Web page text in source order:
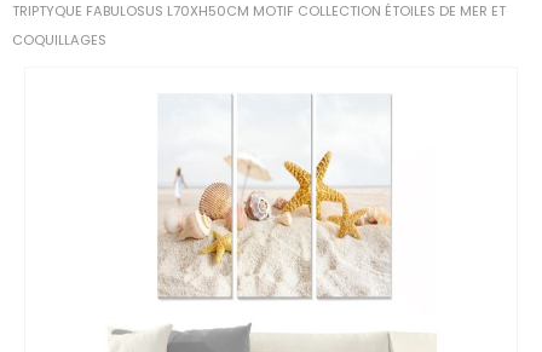
TRIPTYQUE FABULOSUS L70XH50CM MOTIF COLLECTION ÉTOILES DE MER ET
COQUILLAGES